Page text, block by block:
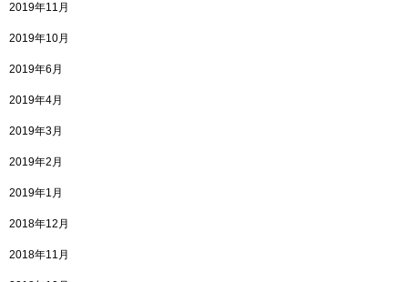
2019年11月
2019年10月
2019年6月
2019年4月
2019年3月
2019年2月
2019年1月
2018年12月
2018年11月